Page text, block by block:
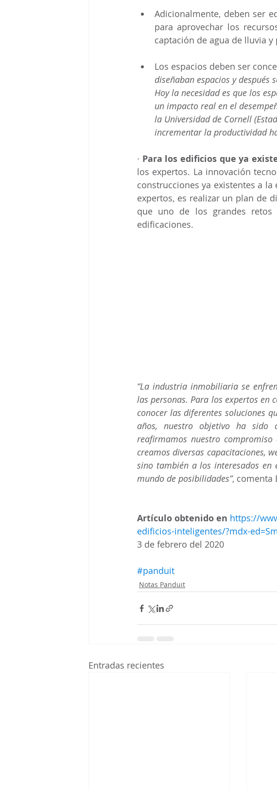
Adicionalmente, deben ser
para aprovechar los
captación de agua de lluvia
Los espacios deben ser
diseñaban espacios y después
Hoy la necesidad es que los
un impacto real en el
la Universidad de Cornell
incrementar la productividad
· Para los edificios que ya
los expertos. La innovación
construcciones ya existentes a
expertos, es realizar un plan de
que uno de los grandes
edificaciones.
“La industria inmobiliaria se
las personas. Para los expertos en
conocer las diferentes soluciones
años, nuestro objetivo ha sido
reafirmamos nuestro
creamos diversas capacitaciones,
sino también a los interesados
mundo de posibilidades”, comenta
Artículo obtenido en https://
edificios-inteligentes/?mdx-
3 de febrero del 2020
#panduit
Notas Panduit
Entradas recientes